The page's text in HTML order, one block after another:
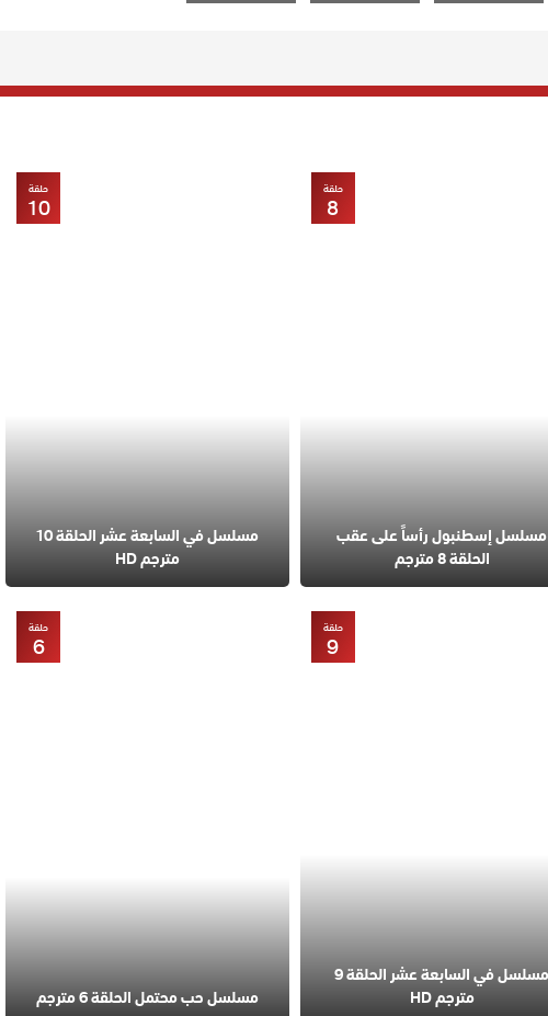
مسلسل إسطنبول رأساً على عقب
الحلقة 8 مترجم
حلقة
8
مسلسل في السابعة عشر الحلقة 10
مترجم HD
حلقة
10
مسلسل في السابعة عشر الحلقة 9
مترجم HD
حلقة
9
مسلسل حب محتمل الحلقة 6 مترجم
حلقة
6